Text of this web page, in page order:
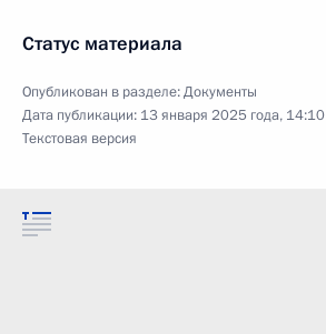
Статус материала
Опубликован в разделе:Документы
Дата публикации: 13 января 2025 года, 14:10
Текстовая версия